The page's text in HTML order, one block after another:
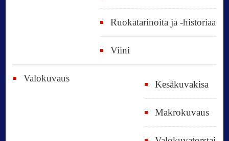
Ruokatarinoita ja -historiaa
Viini
Valokuvaus
Kesäkuvakisa
Makrokuvaus